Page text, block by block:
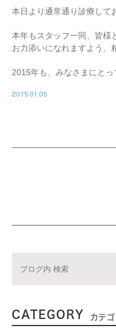
本日より通常通り診療して
本年もスタッフ一同、皆様
お力添いになれますよう、
2015年も、みなさまにとっ
2015.01.05
CATEGORY カテ